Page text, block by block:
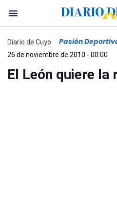
Diario de Cuyo Pasión
26 de noviembre de 2010 - 00:00
El León quiere la